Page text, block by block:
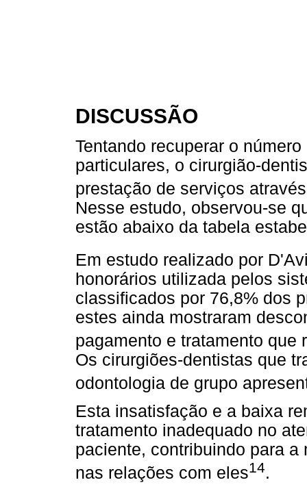
DISCUSSÃO
Tentando recuperar o
particulares, o cirurgião-
prestação de serviços
Nesse estudo, observou-se
estão abaixo da tabela
Em estudo realizado por
honorários utilizada pelos
classificados por 76,8% dos
estes ainda mostraram
pagamento e tratamento que
Os cirurgiões-dentistas que
odontologia de grupo
Esta insatisfação e a baixa
tratamento inadequado no
paciente, contribuindo para
nas relações com eles14.